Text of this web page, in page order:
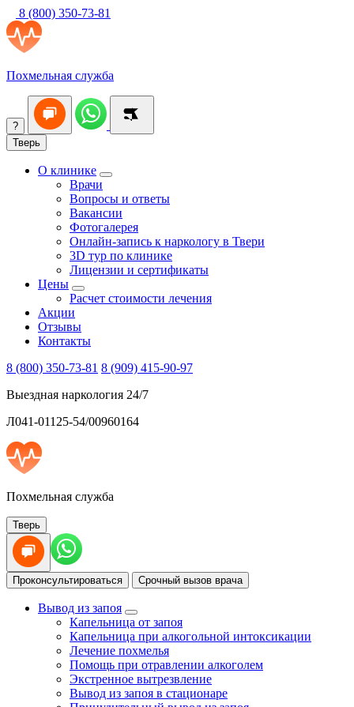
8 (800) 350-73-81
Похмельная служба
?
Тверь
О клинике
Врачи
Вопросы и ответы
Вакансии
Фотогалерея
Онлайн-запись к наркологу в Твери
3D тур по клинике
Лицензии и сертификаты
Цены
Расчет стоимости лечения
Акции
Отзывы
Контакты
8 (800) 350-73-81 8 (909) 415-90-97
Выездная наркология 24/7
Л041-01125-54/00960164
Похмельная служба
Тверь
Проконсультироваться Срочный вызов врача
Вывод из запоя
Капельница от запоя
Капельница при алкогольной интоксикации
Лечение похмелья
Помощь при отравлении алкоголем
Экстренное вытрезвление
Вывод из запоя в стационаре